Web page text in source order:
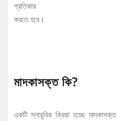
প্রতিকার
করতে হবে।
মাদকাসক্ত কি?
একটি স্নায়ুবিক ক্রিয়া হচ্ছে